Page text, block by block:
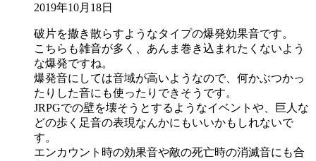
2019年10月18日
破片を撒き散らすようなタイプの爆発効果音です。
こちらも雑音が多く、あんま巻き込まれたくないよう
な爆発ですね。
爆発音にしては音域が高いようなので、何かぶつかっ
たりした音にも使ったりできそうです。
JRPGでの壁を壊そうとするようなイベントや、巨人な
どの歩く足音の表現なんかにもいいかもしれないで
す。
エンカウント時の効果音や敵の死亡時の消滅音にも合